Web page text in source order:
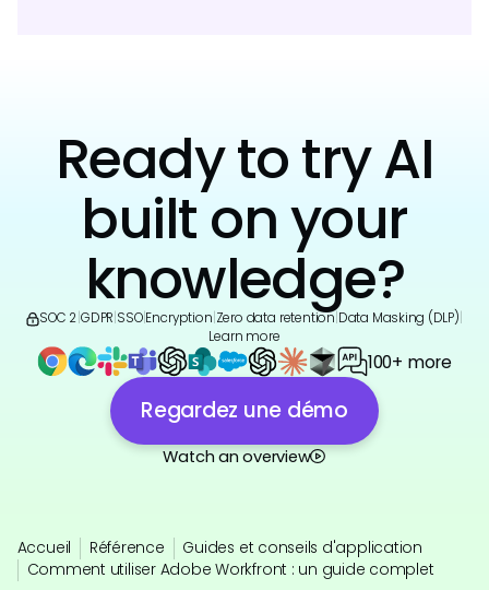
Ready to try AI
built on your
knowledge?
SOC 2 GDPR SSO|Encryption Zero data retention Data Masking (DLP)
Learn more
100+ more
Regardez une démo
Watch an overview
Accueil Référence
Guides et conseils d'application
Comment utiliser Adobe Workfront : un guide complet